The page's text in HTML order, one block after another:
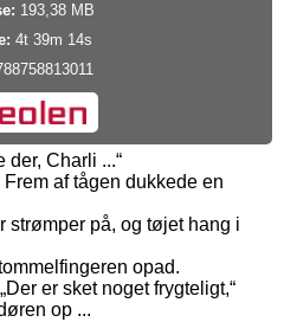
193,38 MB
4t 39m 14s
der, Charli ...“
af tågen dukkede en
strømper på, og tøjet hang i
opad.
er sket noget frygteligt,“
op ...